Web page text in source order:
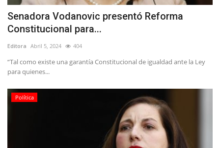
Senadora Vodanovic presentó Reforma
Constitucional para...
Editora Abril 5, 2024 404
“Tal como existe una garantía Constitucional de igualdad ante la Ley
para quienes...
Política